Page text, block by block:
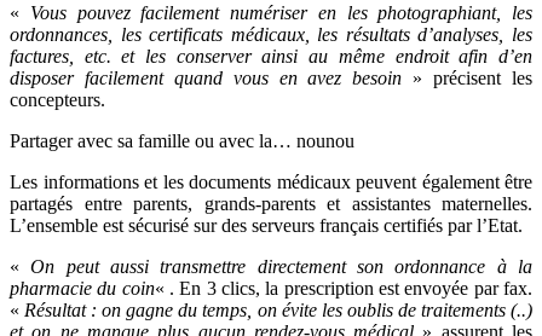
« Vous pouvez facilement numériser en les photographiant, les
ordonnances, les certificats médicaux, les résultats d’analyses, les
factures, etc. et les conserver ainsi au même endroit afin d’en
disposer facilement quand vous en avez besoin » précisent les
concepteurs.
Partager avec sa famille ou avec la… nounou
Les informations et les documents médicaux peuvent également être
partagés entre parents, grands-parents et assistantes maternelles.
L’ensemble est sécurisé sur des serveurs français certifiés par l’Etat.
«On peut aussi transmettre directement son ordonnance à la
pharmacie du coin« . En 3 clics, la prescription est envoyée par fax.
« Résultat : on gagne du temps, on évite les oublis de traitements (..)
et on ne manque plus aucun rendez-vous médical » assurent les